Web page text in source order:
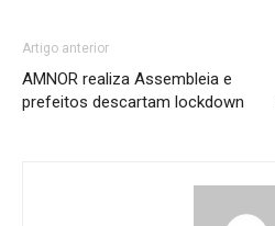
Artigo anterior
AMNOR realiza Assembleia e
prefeitos descartam lockdown